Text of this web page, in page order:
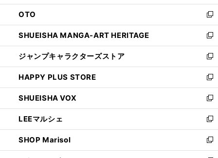
ウ
で
開
く
ン
ド
ウ
で
開
く
OTO
新
し
い
ウ
ィ
ン
ド
ウ
で
開
く
SHUEISHA MANGA-ART HERITAGE
新
し
い
ウ
ィ
ン
ド
ウ
で
開
く
ジャンプキャラクターズストア
新
し
い
ウ
ィ
ン
ド
ウ
で
開
HAPPY PLUS STORE
新
し
い
ウ
ィ
ン
ド
ウ
SHUEISHA VOX
新
し
い
ウ
ィ
ン
LEEマルシェ
新
し
い
ウ
SHOP Marisol
新
し